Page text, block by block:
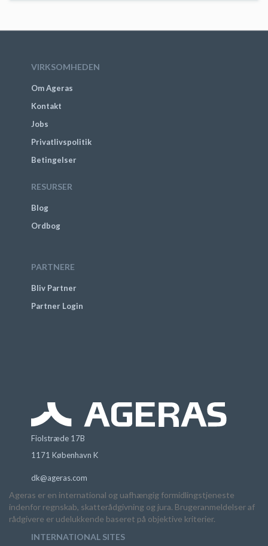
VIRKSOMHEDEN
Om Ageras
Kontakt
Jobs
Privatlivspolitik
Betingelser
RESURSER
Blog
Ordbog
PARTNERE
Bliv Partner
Partner Login
Fiolstræde 17B
1171 København K
dk@ageras.com
Ageras er en international og uafhængig formidlingstjeneste
indenfor regnskab, skatterådgivning og jura. Brugeranmeldelser af
rådgivere er udelukkende baseret på objektive kriterier.
INTERNATIONAL SITES